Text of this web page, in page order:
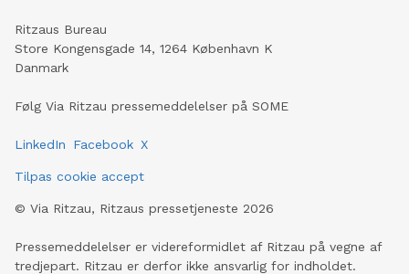
Ritzaus Bureau
Store Kongensgade 14, 1264 København K
Danmark
Følg Via Ritzau pressemeddelelser på SOME
LinkedIn Facebook X
Tilpas cookie accept
© Via Ritzau, Ritzaus pressetjeneste 2026
Pressemeddelelser er videreformidlet af Ritzau på vegne af
tredjepart. Ritzau er derfor ikke ansvarlig for indholdet.